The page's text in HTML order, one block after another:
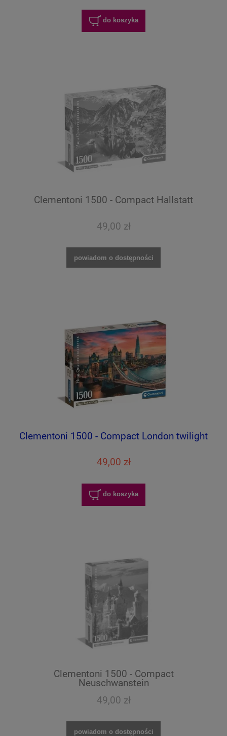
do koszyka
Clementoni 1500 - Compact Hallstatt
49,00 zł
powiadom o dostępności
Clementoni 1500 - Compact London twilight
49,00 zł
do koszyka
Clementoni 1500 - Compact
Neuschwanstein
49,00 zł
powiadom o dostępności